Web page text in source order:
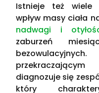
Istnieje też wiele
wpływ masy ciała
nadwagi i
zaburzeń
diagnozuje się
który